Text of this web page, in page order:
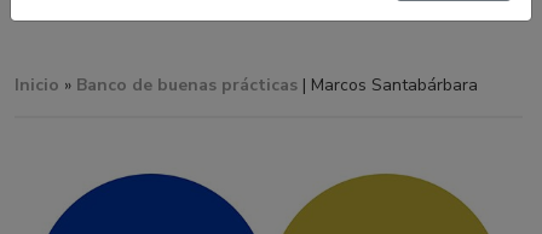
Inicio » Banco de buenas prácticas | Marcos Santabárbara